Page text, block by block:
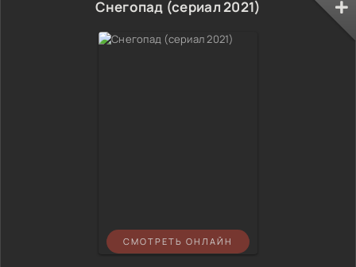
Снегопад (сериал 2021)
СМОТРЕТЬ ОНЛАЙН